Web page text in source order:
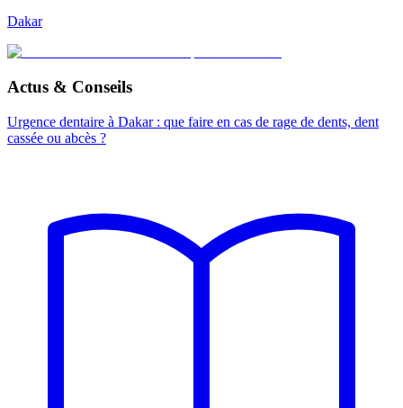
Dakar
Actus & Conseils
Urgence dentaire à Dakar : que faire en cas de rage de dents, dent
cassée ou abcès ?